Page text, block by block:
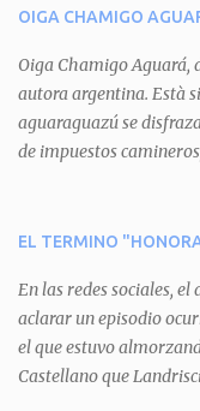
t
a
r
i
o
OIGA CHAMIGO
Oiga Chamigo Aguará,
autora argentina. Està
aguaraguazú se
de impuestos
aguará le provoca. De
del aguará y pasa sin
expuesta la mentira del
personajes a unirse
quitarle el disfraz de
EL TERMINO
En las redes sociales,
aclarar un episodio
el que estuvo
Castellano que